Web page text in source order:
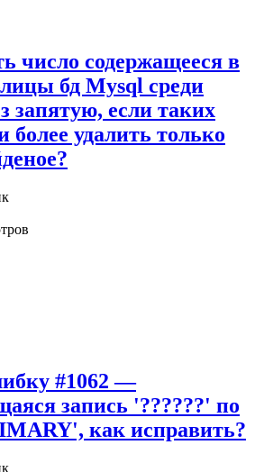
число содержащееся в
бд Mysql среди
запятую, если таких
более удалить только
#1062 —
запись '??????' по
как исправить?